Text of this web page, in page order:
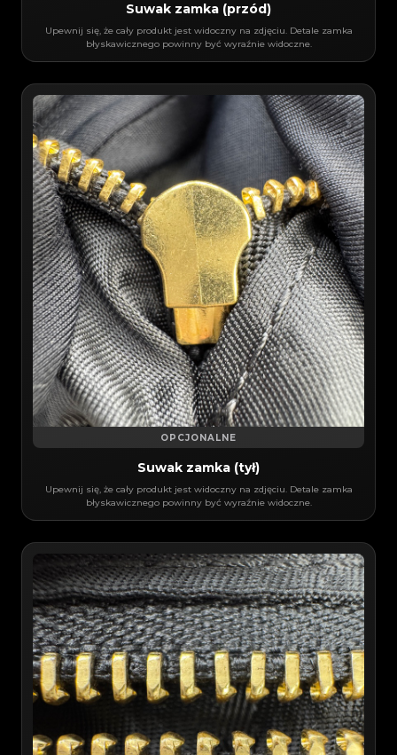
Suwak zamka (przód)
Upewnij się, że cały produkt jest widoczny na zdjęciu. Detale zamka
błyskawicznego powinny być wyraźnie widoczne.
OPCJONALNE
Suwak zamka (tył)
Upewnij się, że cały produkt jest widoczny na zdjęciu. Detale zamka
błyskawicznego powinny być wyraźnie widoczne.